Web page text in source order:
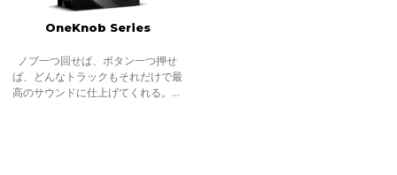
ノイズリダクション
インストゥルメント
Abbey Road
SSL 4000
OneKnob Series
ノブ一つ回せば、ボタン一つ押せ
ば、どんなトラックもそれだけで最
高のサウンドに仕上げてくれる。ま